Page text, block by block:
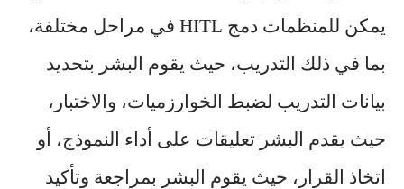
يمكن للمنظمات دمج HITL في مراحل مختلفة،
بما في ذلك التدريب، حيث يقوم البشر بتحديد
بيانات التدريب لضبط الخوارزميات، والاختبار،
حيث يقدم البشر تعليقات على أداء النموذج، أو
اتخاذ القرار، حيث يقوم البشر بمراجعة وتأكيد